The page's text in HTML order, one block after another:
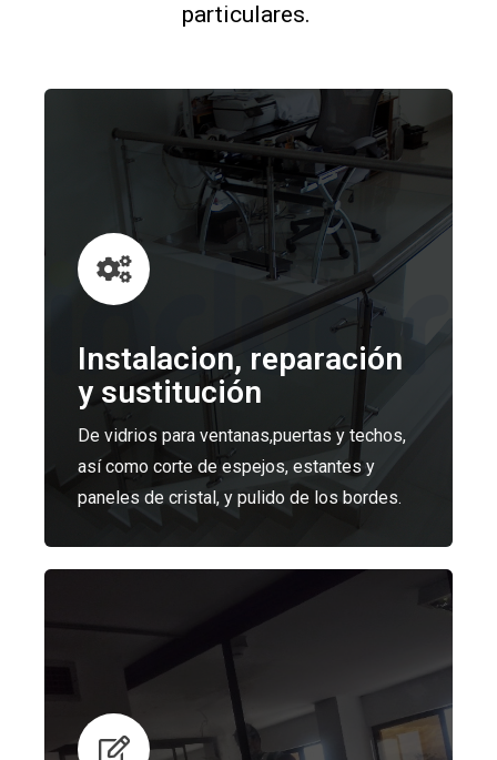
particulares.
Instalacion, reparación
y sustitución
De vidrios para ventanas,puertas y techos,
así como corte de espejos, estantes y
paneles de cristal, y pulido de los bordes.